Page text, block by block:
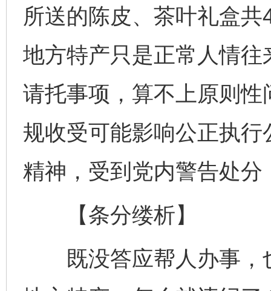
所送的陈皮、茶叶礼盒
地方特产只是正常人情
请托事项，算不上原则
规收受可能影响公正执
精神，受到党内警告处
【条分缕析】
既没答应帮人办事，